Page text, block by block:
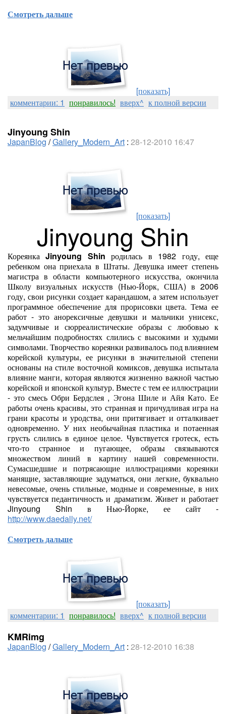
Смотреть дальше
[показать]
комментарии: 1 понравилось! вверх^ к полной версии
Jinyoung Shin
JapanBlog /Gallery_Modern_Art : 28-12-2010 16:47
[показать]
Jinyoung Shin
КореянкаJinyoung Shin родилась в 1982 году, еще
ребенком она приехала в Штаты. Девушка имеет степень
магистра в области компьютерного искусства, окончила
Школу визуальных искусств (Нью-Йорк, США) в 2006
году, свои рисунки создает карандашом, а затем использует
программное обеспечение для прорисовки цвета. Тема ее
работ - это анорексичные девушки и мальчики унисекс,
задумчивые и сюрреалистические образы с любовью к
мельчайшим подробностях слились с высокими и худыми
символами. Творчество кореянки развивалось под влиянием
корейской культуры, ее рисунки в значительной степени
основаны на стиле восточной комиксов, девушка испытала
влияние манги, которая являются жизненно важной частью
корейской и японской культур. Вместе с тем ее иллюстрации
- это смесь Обри Бердслея , Эгона Шиле и Айя Като. Ее
работы очень красивы, это странная и причудливая игра на
грани красоты и уродства, они притягивает и отталкивает
одновременно. У них необычайная пластика и потаенная
грусть слились в единое целое. Чувствуется гротеск, есть
что-то странное и пугающее, образы связываются
множеством линий в картину нашей современности.
Сумасшедшие и потрясающие иллюстрациями кореянки
манящие, заставляющие задуматься, они легкие, буквально
невесомые, очень стильные, модные и современные, в них
чувствуется педантичность и драматизм. Живет и работает
Jinyoung Shin в Нью-Йорке, ее сайт -
http://www.daedally.net/
Смотреть дальше
[показать]
комментарии: 1 понравилось! вверх^ к полной версии
KMRimg
JapanBlog /Gallery_Modern_Art : 28-12-2010 16:38